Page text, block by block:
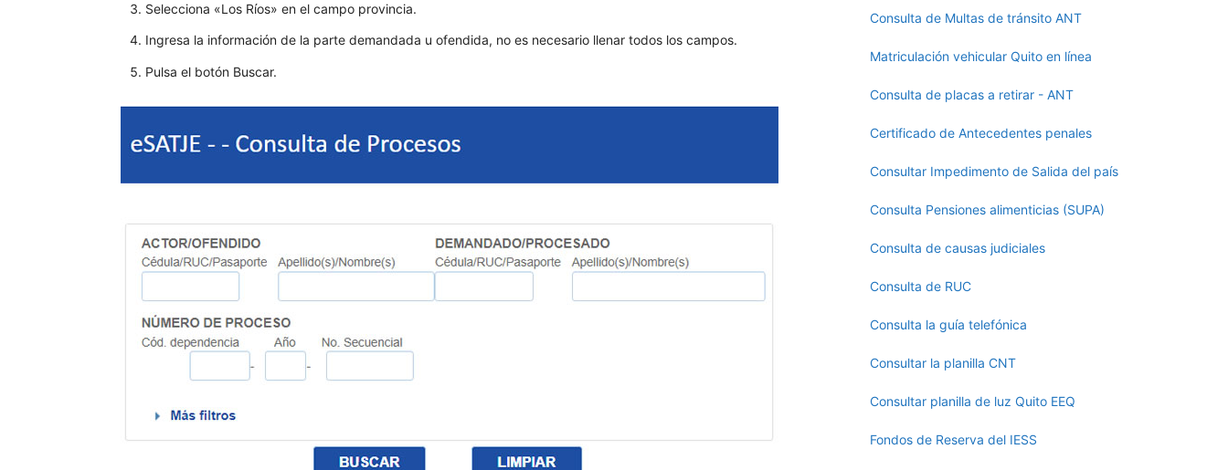
Selecciona «Los Ríos» en el campo provincia.
Ingresa la información de la parte demandada u ofendida, no es necesario llenar todos los campos.
Pulsa el botón Buscar.
Consulta de Multas de tránsito ANT
Matriculación vehicular Quito en línea
Consulta de placas a retirar - ANT
Certificado de Antecedentes penales
Consultar Impedimento de Salida del país
Consulta Pensiones alimenticias (SUPA)
Consulta de causas judiciales
Consulta de RUC
Consulta la guía telefónica
Consultar la planilla CNT
Consultar planilla de luz Quito EEQ
Fondos de Reserva del IESS